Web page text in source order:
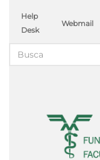
Help
Desk
Webmail